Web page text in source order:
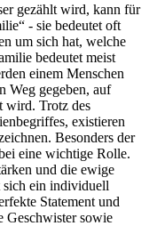
gezählt wird, kann für
- sie bedeutet oft
um sich hat, welche
bedeutet meist
einem Menschen
Weg gegeben, auf
wird. Trotz des
existieren
Besonders der
eine wichtige Rolle.
und die ewige
sich ein individuell
Statement und
Geschwister sowie